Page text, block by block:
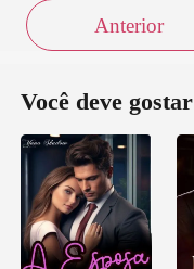
Anterior
Você deve gostar